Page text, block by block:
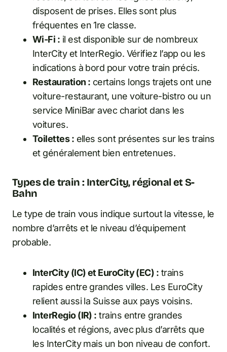
disposent de prises. Elles sont plus
fréquentes en 1re classe.
Wi-Fi : il est disponible sur de nombreux
InterCity et InterRegio. Vérifiez l’app ou les
indications à bord pour votre train précis.
Restauration : certains longs trajets ont une
voiture-restaurant, une voiture-bistro ou un
service MiniBar avec chariot dans les
voitures.
Toilettes : elles sont présentes sur les trains
et généralement bien entretenues.
Types de train : InterCity, régional et S-
Bahn
Le type de train vous indique surtout la vitesse, le
nombre d’arrêts et le niveau d’équipement
probable.
InterCity (IC) et EuroCity (EC) : trains
rapides entre grandes villes. Les EuroCity
relient aussi la Suisse aux pays voisins.
InterRegio (IR) : trains entre grandes
localités et régions, avec plus d’arrêts que
les InterCity mais un bon niveau de confort.